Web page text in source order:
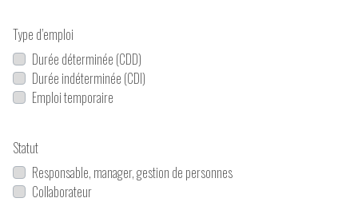
Type d’emploi
Durée déterminée (CDD)
Durée indéterminée (CDI)
Emploi temporaire
Statut
Responsable, manager, gestion de personnes
Collaborateur